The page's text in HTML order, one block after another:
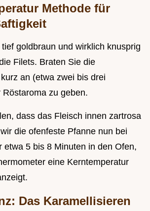
Methode für
goldbraun und wirklich knusprig
Filets. Braten Sie die
an (etwa zwei bis drei
zu geben.
dass das Fleisch innen zartrosa
die ofenfeste Pfanne nun bei
etwa 5 bis 8 Minuten in den Ofen,
eine Kerntemperatur
Das Karamellisieren